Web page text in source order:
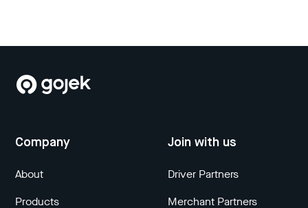
Company
About
Products
Join with us
Driver Partners
Merchant Partners